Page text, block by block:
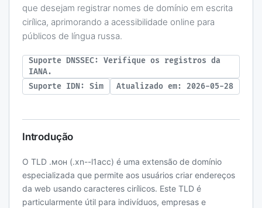
que desejam registrar nomes de domínio em escrita
cirílica, aprimorando a acessibilidade online para
públicos de língua russa.
Suporte DNSSEC: Verifique os registros da
IANA.
Suporte IDN: Sim
Atualizado em: 2026-05-28
Introdução
O TLD .мон (.xn--l1acc) é uma extensão de domínio
especializada que permite aos usuários criar endereços
da web usando caracteres cirílicos. Este TLD é
particularmente útil para indivíduos, empresas e